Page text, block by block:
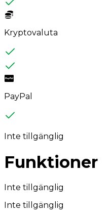
Kryptovaluta
PayPal
Inte tillgänglig
Funktioner
Inte tillgänglig
Inte tillgänglig